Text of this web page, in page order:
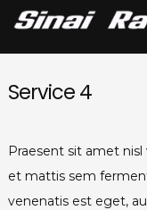
Skip
Service 4
Praesent sit amet
et mattis sem
venenatis est eget,